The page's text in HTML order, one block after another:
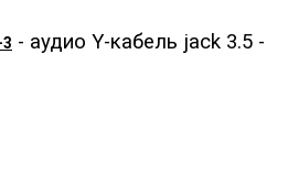
- аудио Y-кабель jack 3.5 -